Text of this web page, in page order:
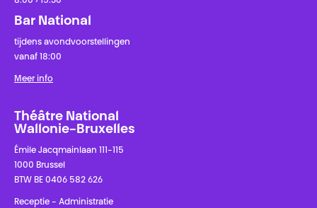
Bar National
tijdens avondvoorstellingen
vanaf 18:00
Meer info
Théâtre National
Wallonie-Bruxelles
Émile Jacqmainlaan 111-115
1000 Brussel
BTW BE 0406 582 626
Receptie - Administratie